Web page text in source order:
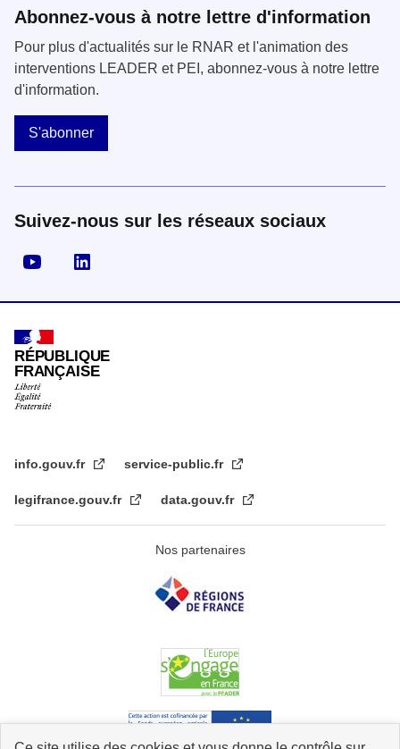
Abonnez-vous à notre lettre d'information
Pour plus d'actualités sur le RNAR et l'animation des
interventions LEADER et PEI, abonnez-vous à notre lettre
d'information.
S'abonner
Suivez-nous sur les réseaux sociaux
Visiter la page YouTube
RÉPUBLIQUE
FRANÇAISE
info.gouv.fr service-public.fr
legifrance.gouv.fr data.gouv.fr
Nos partenaires